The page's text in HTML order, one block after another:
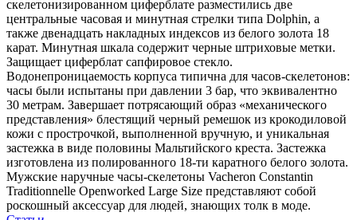
скелетонизированном циферблате разместились две
центральные часовая и минутная стрелки типа Dolphin, а
также двенадцать накладных индексов из белого золота 18
карат. Минутная шкала содержит черные штриховые метки.
Защищает циферблат сапфировое стекло.
Водонепроницаемость корпуса типична для часов-скелетонов:
часы были испытаны при давлении 3 бар, что эквивалентно
30 метрам. Завершает потрясающий образ «механического
представления» блестящий черный ремешок из крокодиловой
кожи с прострочкой, выполненной вручную, и уникальная
застежка в виде половины Мальтийского креста. Застежка
изготовлена из полированного 18-ти каратного белого золота.
Мужские наручные часы-скелетоны Vacheron Constantin
Traditionnelle Openworked Large Size представляют собой
роскошный аксессуар для людей, знающих толк в моде.